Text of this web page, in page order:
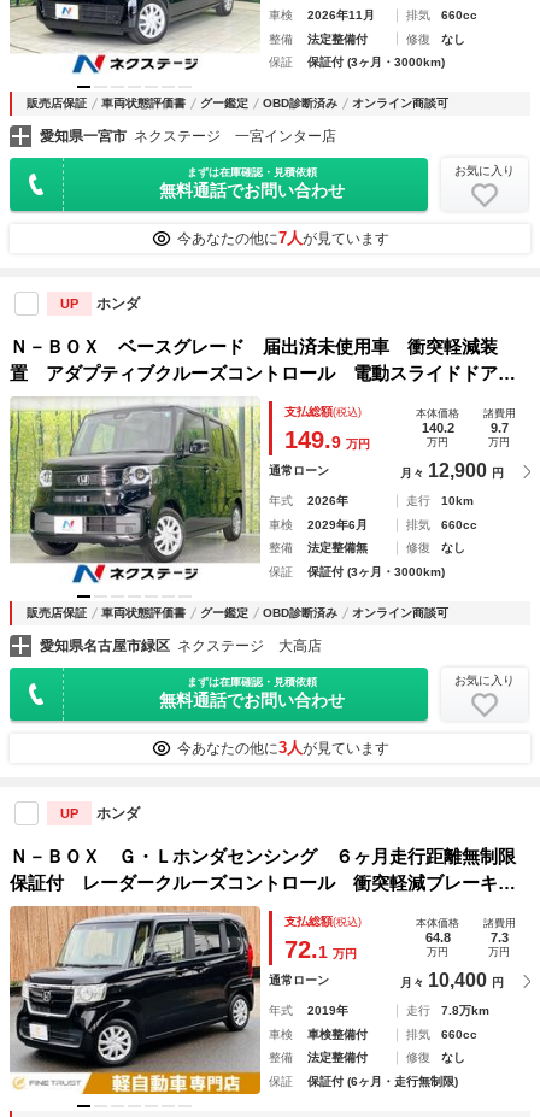
車検
2026年11月 排気
660cc
整備
法定整備付 修復
なし
保証
保証付 (3ヶ月・3000km)
販売店保証 車両状態評価書 グー鑑定 OBD診断済み オンライン商談可
愛知県一宮市 ネクステージ 一宮インター店
まずは在庫確認・見積依頼
無料通話でお問い合わせ
お気に入り
今あなたの他に7人が見ています
UP ホンダ
Ｎ－ＢＯＸ ベースグレード 届出済未使用車 衝突軽減装
置 アダプティブクルーズコントロール 電動スライドドア
シートヒーター オートエアコン スマートキー ＬＥＤヘッ
ドライト 電動パーキングブレーキ
支払総額(税込)
149.9 万円
本体価格
140.2
万円
諸費用
9.7
万円
通常ローン 月々 12,900 円
年式 2026年 走行
10km
車検
2029年6月 排気
660cc
整備
法定整備無 修復
なし
保証
保証付 (3ヶ月・3000km)
販売店保証 車両状態評価書 グー鑑定 OBD診断済み オンライン商談可
愛知県名古屋市緑区 ネクステージ 大高店
まずは在庫確認・見積依頼
無料通話でお問い合わせ
お気に入り
今あなたの他に3人が見ています
UP ホンダ
Ｎ－ＢＯＸ Ｇ・Ｌホンダセンシング ６ヶ月走行距離無制限
保証付 レーダークルーズコントロール 衝突軽減ブレーキ
バックカメラ パワースライドドア ＥＴＣ 禁煙車 ＳＤナ
ビ ＬＥＤヘッドライト Ｂｌｕｅｔｏｏｔｈ 地デジＴＶ
スマートキー
支払総額(税込)
72.1 万円
本体価格
64.8
万円
諸費用
7.3
万円
通常ローン 月々 10,400 円
年式 2019年 走行
7.8万km
車検
車検整備付 排気
660cc
整備
法定整備付 修復
なし
保証
保証付 (6ヶ月・走行無制限)